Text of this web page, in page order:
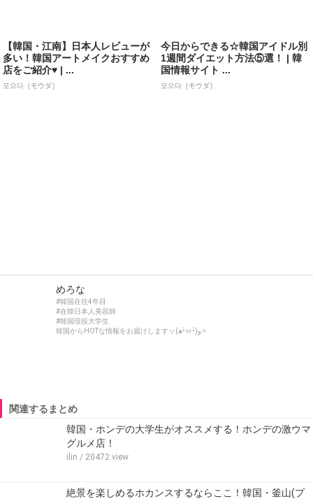
【韓国・江南】日本人レビューが
多い！韓国アートメイクおすすめ
店をご紹介♥ | ...
모으다［モウダ］
今日からできる☆韓国アイドル別
1週間ダイエット方法⑤選！ | 韓
国情報サイト ...
모으다［モウダ］
めろな
#韓国在住4年目
#在韓日本人美容師
#韓国現役大学生
韓国からHOTな情報をお届けしますッ(๑•̀ㅂ•́)و✧
関連するまとめ
韓国・ホンデの大学生がオススメする！ホンデの激ウマ
グルメ店！
ilin / 20472 view
絶景を楽しめるホカンスするならここ！韓国・釜山(プ